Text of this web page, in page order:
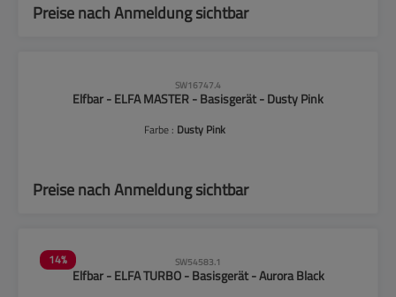
Preise nach Anmeldung sichtbar
SW16747.4
Elfbar - ELFA MASTER - Basisgerät - Dusty Pink
Farbe : Dusty Pink
Preise nach Anmeldung sichtbar
14% SW54583.1
Elfbar - ELFA TURBO - Basisgerät - Aurora Black